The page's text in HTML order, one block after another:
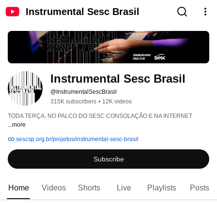
Instrumental Sesc Brasil
Instrumental Sesc Brasil
@InstrumentalSescBrasil
315K subscribers • 12K videos
TODA TERÇA, NO PALCO DO SESC CONSOLAÇÃO E NA INTERNET
...more
sescsp.org.br/projetos/instrumental-sesc-brasil
Subscribe
Home Videos Shorts Live Playlists Posts